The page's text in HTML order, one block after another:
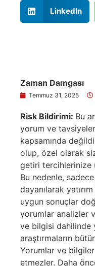
LinkedIn
Zaman Damgası
Temmuz 31, 2025
Risk Bildirimi: Bu
yorum ve tavsiyeler
kapsamında
olup, özel olarak
getiri tercihlerinize
Bu nedenle,
dayanılarak
uygun sonuçlar
yorumlar analizler
ve bilgisi dahilinde
araştırmaların
Yorumlar ve
etmezler. Daha